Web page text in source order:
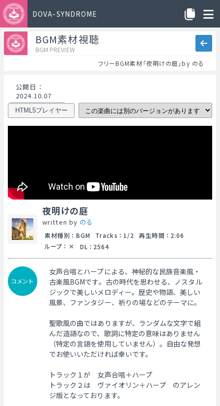
DOVA-SYNDROME
BGM素材視聴
BGM PREVIEW
フリーBGM素材「夜明けの庭」by のる
公開日 ：
2024.10.07
HTML5プレイヤー
夜明けの庭
written by のる
素材種別 ： BGM Tracks ： 1/2 再生時間 ： 2:06
ループ ： DL ： 2564
コメント
女声合唱とハープによる、神秘的な民族音楽風・
古楽風BGMです。古の時代を思わせる、ノスタル
ジックで美しいメロディー。歴史や物語、美しい
風景、ファンタジー、祈りの場などのテーマに。
聖歌風の曲ではありますが、ランダムな文字で組
んだ造語なので、歌詞に特定の意味はありません
（特定の言語を使用していません）。自由な発想
でお使いいただければ幸いです。
トラック１が 女声合唱＋ハープ
トラック２は ヴァイオリン＋ハープ のアレン
ジ版となっております。